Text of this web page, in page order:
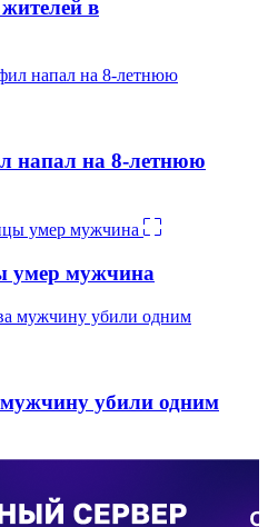
в
напал на 8-летнюю
умер мужчина
убили одним